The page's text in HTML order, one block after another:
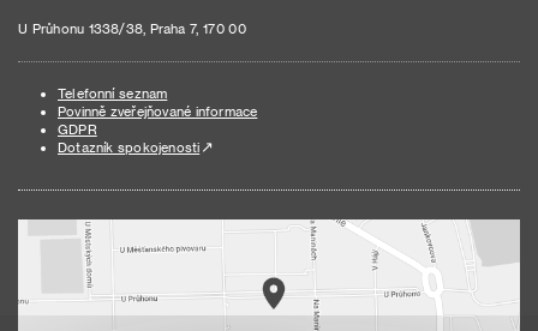
U Průhonu 1338/38, Praha 7, 170 00
Telefonní seznam
Povinně zveřejňované informace
GDPR
Dotazník spokojenosti